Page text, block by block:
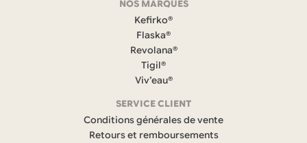
a
c
e
b
o
o
k
s
o
u
NOS MARQUES
Kefirko®
Flaska®
Revolana®
Tigil®
Viv’eau®
SERVICE CLIENT
Conditions générales de vente
Retours et remboursements